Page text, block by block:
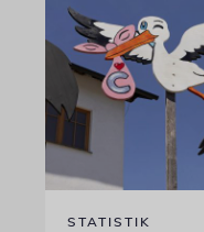
STATISTIK